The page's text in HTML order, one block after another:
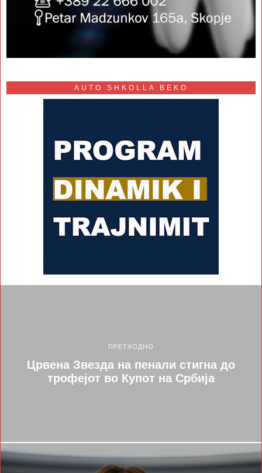
AUTO SHKOLLA BEKO
ПРЕТХОДНО
Црвена Звезда на пенали стигна до
трофејот во Купот на Србија